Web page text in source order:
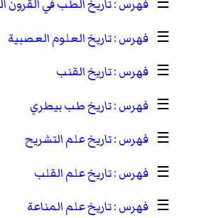
☰
تاريخ الطب في القرون
☰
تاريخ العلوم العصبية
☰
تاريخ القنب
☰
تاريخ طب بيطري
☰
تاريخ علم التشريح
☰
تاريخ علم القلب
☰
تاريخ علم المناعة